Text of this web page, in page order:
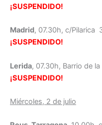
¡SUSPENDIDO!
Madrid, 07.30h, c/Pilarica
¡SUSPENDIDO!
Lerida, 07.30h, Barrio de
¡SUSPENDIDO!
Miércoles, 2 de julio